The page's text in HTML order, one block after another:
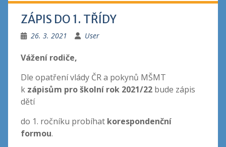
ZÁPIS DO 1. TŘÍDY
26. 3. 2021 User
Vážení rodiče,
Dle opatření vlády ČR a pokynů MŠMT
k zápisům pro školní rok 2021/22bude zápis
dětí
do 1. ročníku probíhat korespondenční
formou.